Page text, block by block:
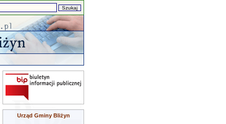
Urząd Gminy Bliżyn